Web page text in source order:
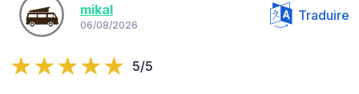
mikal
06/08/2026
Traduire
5/5